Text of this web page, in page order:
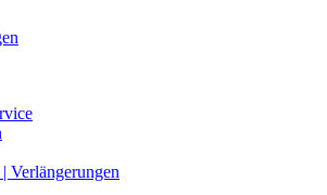
Verlängerungen